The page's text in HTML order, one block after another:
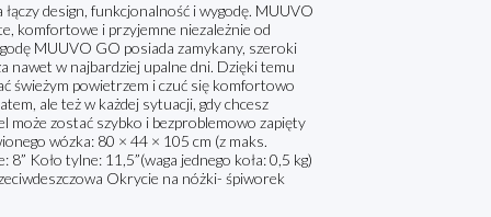
design, funkcjonalność i wygodę. MUUVO
komfortowe i przyjemne niezależnie od
MUUVO GO posiada zamykany, szeroki
nawet w najbardziej upalne dni. Dzięki temu
świeżym powietrzem i czuć się komfortowo
ale też w każdej sytuacji, gdy chcesz
może zostać szybko i bezproblemowo zapięty
wózka: 80 × 44 × 105 cm (z maks.
Koło tylne: 11,5”(waga jednego koła: 0,5 kg)
Okrycie na nóżki- śpiworek